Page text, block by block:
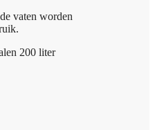
vaten worden
200 liter